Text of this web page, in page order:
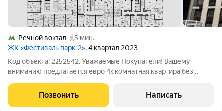
Речной вокзал
5 мин.
ЖК «Фестиваль парк-2», 4 квартал 2023
Код объекта: 2252542. Уважаемые Покупатели! Вашему
вниманию предлагается евро 4х комнатная квартира без
класса Фестивальный парк 2 2023 года постройки. Дом-
монолитный, прекрасные входные группы,
Позвонить Написать